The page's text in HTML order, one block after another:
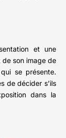
et une
son image de
se présente.
de décider s’ils
dans la